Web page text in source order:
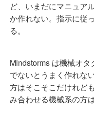
ど、いまだにマニュア
か作れない。指示に従
る。
Mindstorms は機械オ
でないとうまく作れな
方はそこそこだけれど
み合わせる機械系の方